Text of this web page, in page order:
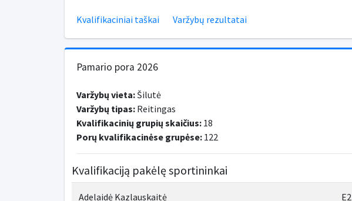
Kvalifikaciniai taškai Varžybų rezultatai
Pamario pora 2026
Varžybų vieta:Šilutė
Varžybų tipas:Reitingas
Kvalifikacinių grupių skaičius:18
Porų kvalifikacinėse grupėse:122
Kvalifikaciją pakėlę sportininkai
Adelaidė Kazlauskaitė E2